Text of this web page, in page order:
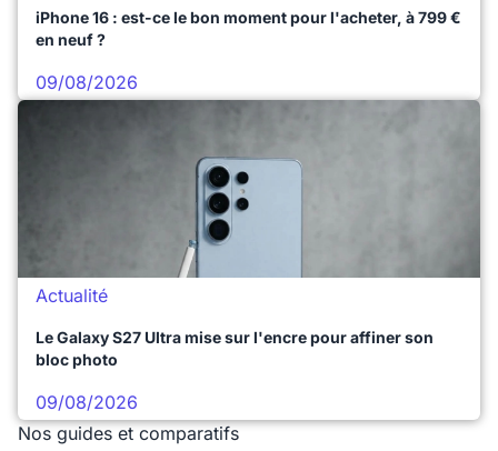
iPhone 16 : est-ce le bon moment pour l'acheter, à 799 €
en neuf ?
09/08/2026
Actualité
Le Galaxy S27 Ultra mise sur l'encre pour affiner son
bloc photo
09/08/2026
Nos guides et comparatifs